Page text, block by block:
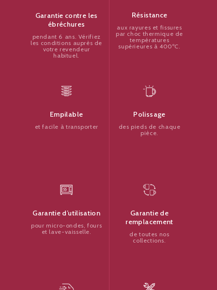
Garantie contre les
ébréchures
pendant 6 ans. Vérifiez
les conditions auprès de
votre revendeur
habituel.
Résistance
aux rayures et fissures
par choc thermique de
températures
supérieures à 400ºC.
Empilable
et facile à transporter
Polissage
des pieds de chaque
pièce.
Garantie d’utilisation
pour micro-ondes, fours
et lave-vaisselle.
Garantie de
remplacement
de toutes nos
collections.